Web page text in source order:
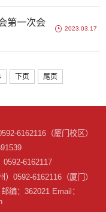
第一次会
2023.03.17
下页 尾页
6162116（厦门校区）
6162117
0592-6162116（厦门）
编：362021 Email：